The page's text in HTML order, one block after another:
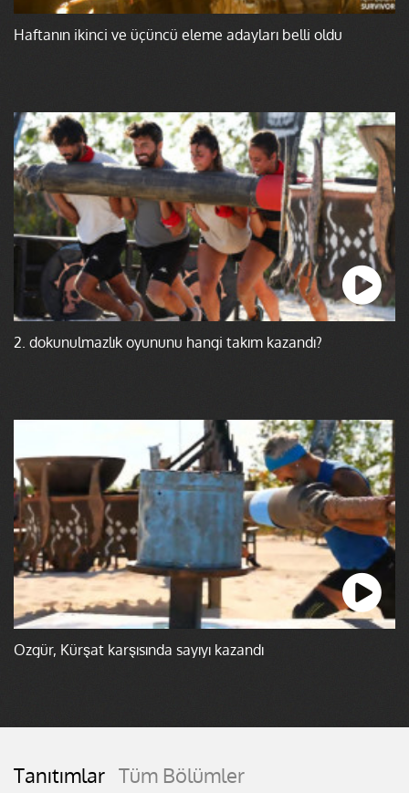
Haftanın ikinci ve üçüncü eleme adayları belli oldu
2. dokunulmazlık oyununu hangi takım kazandı?
Özgür, Kürşat karşısında sayıyı kazandı
Tanıtımlar Tüm Bölümler